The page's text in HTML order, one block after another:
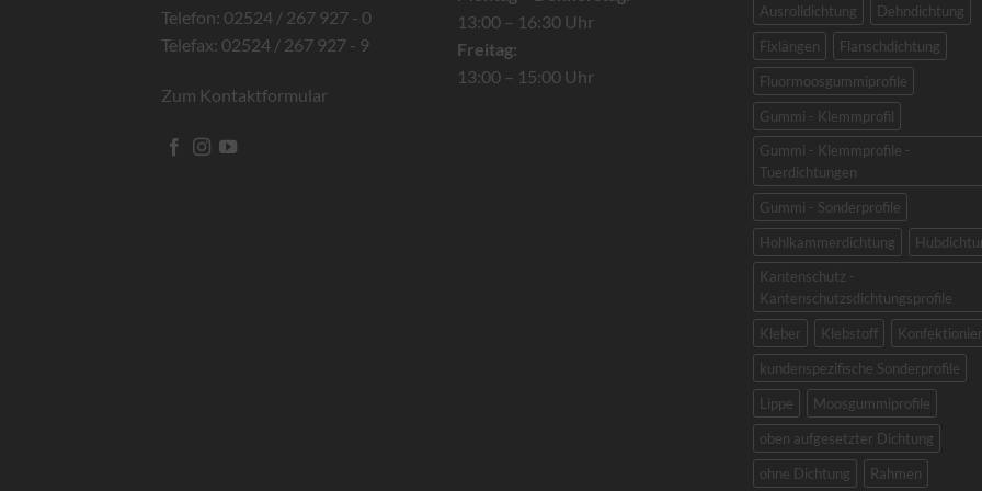
Telefon: 02524 / 267 927 - 0
Telefax: 02524 / 267 927 - 9
Zum Kontaktformular
13:00 – 16:30 Uhr
Freitag:
13:00 – 15:00 Uhr
Ausrolldichtung
Dehndichtung
Fixlängen
Flanschdichtung
Fluormoosgummiprofile
Gummi - Klemmprofil
Gummi - Klemmprofile -
Tuerdichtungen
Gummi - Sonderprofile
Hohlkammerdichtung
Kantenschutz -
Kantenschutzsdichtungsprofile
Kleber
Klebstoff
kundenspezifische Sonderprofile
Lippe
Moosgummiprofile
oben aufgesetzter Dichtung
ohne Dichtung
Rahmen